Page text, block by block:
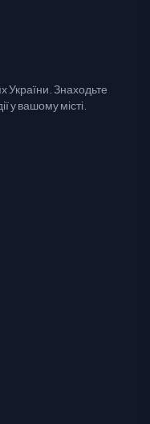
України. Знаходьте
у вашому місті.